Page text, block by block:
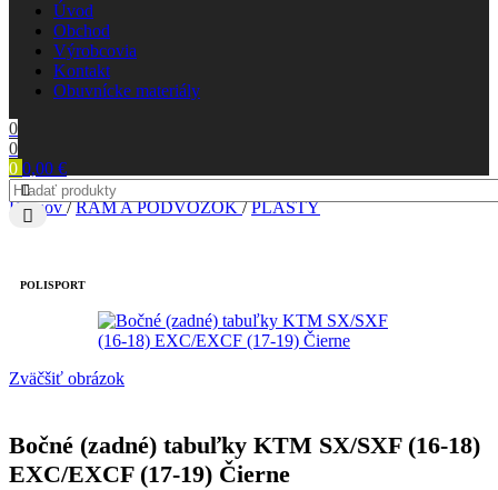
Úvod
Obchod
Výrobcovia
Kontakt
Obuvnícke materiály
0
0
0 0,00 €
Domov/ RÁM A PODVOZOK/ PLASTY
POLISPORT
Zväčšiť obrázok
Bočné (zadné) tabuľky KTM SX/SXF (16-18)
EXC/EXCF (17-19) Čierne